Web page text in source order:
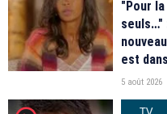
"Pour
seuls…"
est
5 août 2026